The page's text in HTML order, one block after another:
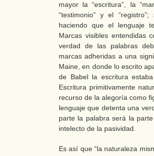
mayor la “escritura”, la
“testimonio” y el
haciendo que el lenguaje
Marcas visibles entendidas
verdad de las palabras
marcas adheridas a una
Maine, en donde lo escrito
de Babel la escritura
Escritura primitivamente
recurso de la alegoría como
lenguaje que detenta una
parte la palabra será la
intelecto de la pasividad.
Es así que “la naturaleza